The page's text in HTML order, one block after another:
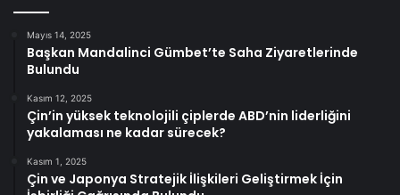
Mayıs 14, 2025
Başkan Mandalinci Gümbet’te Saha Ziyaretlerinde
Bulundu
Kasım 12, 2025
Çin’in yüksek teknolojili çiplerde ABD’nin liderliğini
yakalaması ne kadar sürecek?
Kasım 1, 2025
Çin ve Japonya Stratejik İlişkileri Geliştirmek İçin